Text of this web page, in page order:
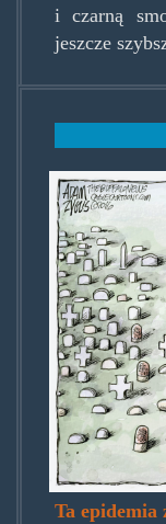
i czarną
jeszcze
Ta